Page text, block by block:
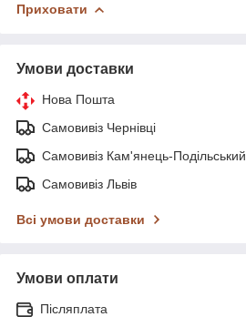
Приховати
Умови доставки
Нова Пошта
Самовивіз Чернівці
Самовивіз Кам'янець-Подільський
Самовивіз Львів
Всі умови доставки
Умови оплати
Післяплата